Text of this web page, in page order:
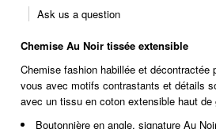
Ask us a question
Chemise Au Noir tissée extensible
Chemise fashion habillée et décontractée
vous avec motifs contrastants et détails
avec un tissu en coton extensible haut de
Boutonnière en angle, signature Au